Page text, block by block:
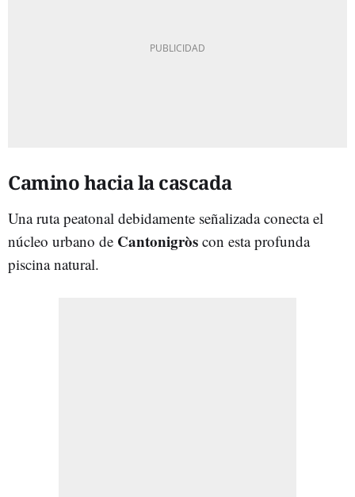
Camino hacia la cascada
Una ruta peatonal debidamente señalizada conecta el
núcleo urbano de Cantonigròs con esta profunda
piscina natural.